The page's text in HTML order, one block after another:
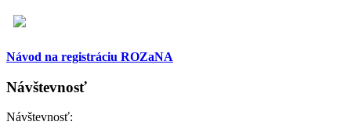
Návod na registráciu ROZaNA
Návštevnosť
Návštevnosť: